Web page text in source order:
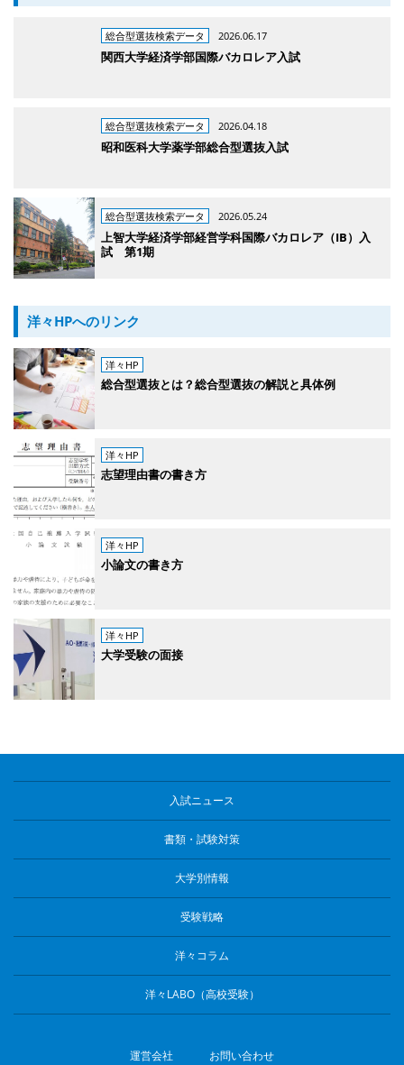
総合型選抜検索データ 2026.06.17
関西大学経済学部国際バカロレア入試
総合型選抜検索データ 2026.04.18
昭和医科大学薬学部総合型選抜入試
総合型選抜検索データ 2026.05.24
上智大学経済学部経営学科国際バカロレア（IB）入
試 第1期
洋々HPへのリンク
洋々HP
総合型選抜とは？総合型選抜の解説と具体例
洋々HP
志望理由書の書き方
洋々HP
小論文の書き方
洋々HP
大学受験の面接
入試ニュース
書類・試験対策
大学別情報
受験戦略
洋々コラム
洋々LABO（高校受験）
運営会社 お問い合わせ